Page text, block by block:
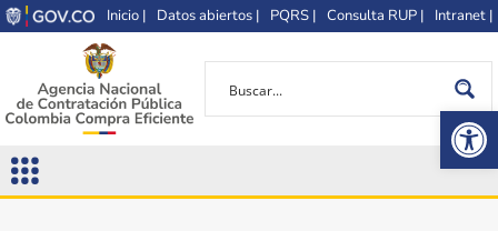
Inicio | Datos abiertos | PQRS | Consulta RUP | Intranet |